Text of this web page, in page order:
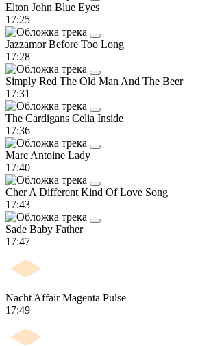
Elton John Blue Eyes
17:25
JazzamorBefore Too Long
17:28
Simply Red The Old Man And The Beer
17:31
The Cardigans Celia Inside
17:36
Marc Antoine Lady
17:40
CherA Different Kind Of Love Song
17:43
Sade Baby Father
17:47
Nacht AffairMagenta Pulse
17:49